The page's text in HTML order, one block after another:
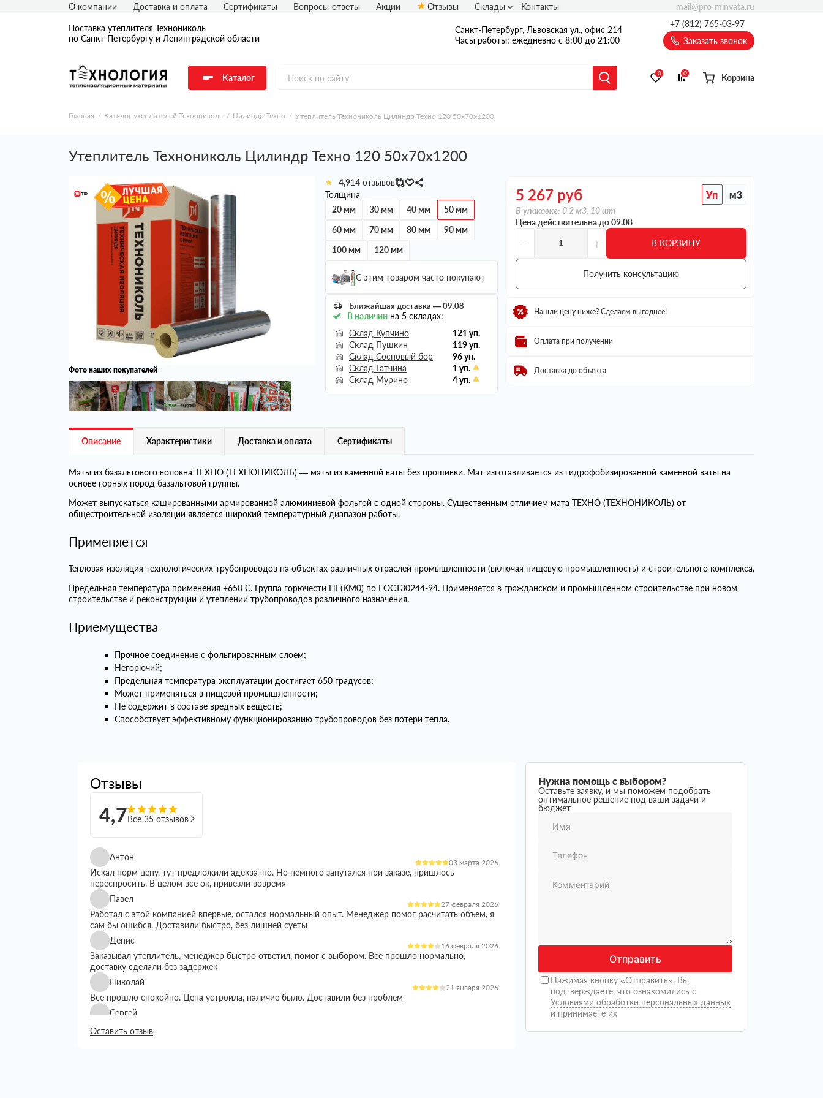
Поставка утеплителя Технониколь
по Санкт-Петербургу и Ленинградской области
Санкт-Петербург, Львовская ул., офис 214
Часы работы: ежедневно с 8:00 до 21:00
+7 (812) 765-03-97
Заказать звонок
Каталог 0 0 Корзина
О компании Доставка и оплата Сертификаты Вопросы-ответы Акции Отзывы Склады Контакты mail@pro-minvata.ru
Главная Каталог утеплителей Технониколь Цилиндр Техно Утеплитель Технониколь Цилиндр Техно 120 50х70х1200
Утеплитель Технониколь Цилиндр Техно 120 50х70х1200
Фото наших покупателей
4,9
14 отзывов
Толщина
20 мм
30 мм 40 мм
50 мм
60 мм
70 мм 80 мм
90 мм
100 мм
120 мм
С этим товаром часто покупают
Ближайшая доставка — 09.08
В наличиина 5 складах:
Склад Купчино
121 уп.
Склад Пушкин
119 уп.
Склад Сосновый бор
96 уп.
Склад Гатчина
1 уп.
Склад Мурино
4 уп.
5 267 руб Уп м3
В упаковке: 0.2 м3, 10 шт
Цена действительна до 09.08
- + В КОРЗИНУ
Получить консультацию
Нашли цену ниже? Сделаем выгоднее!
Оплата при получении
Доставка до объекта
Описание Характеристики Доставка и оплата Сертификаты
Маты из базальтового волокна ТЕХНО (ТЕХНОНИКОЛЬ) — маты из каменной ваты без прошивки. Мат изготавливается из гидрофобизированной каменной ваты на
основе горных пород базальтовой группы.
Может выпускаться кашированными армированной алюминиевой фольгой с одной стороны. Существенным отличием мата ТЕХНО (ТЕХНОНИКОЛЬ) от
общестроительной изоляции является широкий температурный диапазон работы.
Применяется
Тепловая изоляция технологических трубопроводов на объектах различных отраслей промышленности (включая пищевую промышленность) и строительного комплекса.
Предельная температура применения +650 С. Группа горючести НГ(КМ0) по ГОСТ30244-94. Применяется в гражданском и промышленном строительстве при новом
строительстве и реконструкции и утеплении трубопроводов различного назначения.
Приемущества
Прочное соединение с фольгированным слоем;
Негорючий;
Предельная температура эксплуатации достигает 650 градусов;
Может применяться в пищевой промышленности;
Не содержит в составе вредных веществ;
Способствует эффективному функционированию трубопроводов без потери тепла.
Отзывы
4,7Все 35 отзывов
Антон
03 марта 2026
Искал норм цену, тут предложили адекватно. Но немного запутался при заказе, пришлось
переспросить. В целом все ок, привезли вовремя
Павел
27 февраля 2026
Работал с этой компанией впервые, остался нормальный опыт. Менеджер помог расчитать объем, я
сам бы ошибся. Доставили быстро, без лишней суеты
Денис
16 февраля 2026
Заказывал утеплитель, менеджер быстро ответил, помог с выбором. Все прошло нормально,
доставку сделали без задержек
Николай
21 января 2026
Все прошло спокойно. Цена устроила, наличие было. Доставили без проблем
Сергей
Искал утеплитель подешевле, тут предложили норм вариант. Менеджер все расказал, помог с
выбором. Доставку сделали вовремя, все пришло целое
Оставить отзыв
Нужна помощь с выбором?
Оставьте заявку, и мы поможем подобрать
оптимальное решение под ваши задачи и
бюджет
Отправить
Нажимая кнопку «Отправить», Вы
подтверждаете, что ознакомились с
Условиями обработки персональных данных
и принимаете их